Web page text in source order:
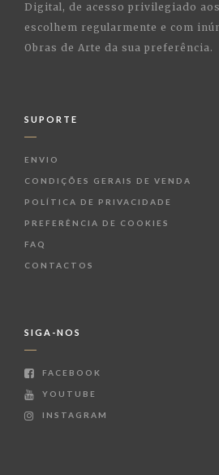
Digital, de acesso privilegiado aos
escolhem regularmente e com
Obras de Arte da sua preferência.
SUPORTE
ENVIO
CONDIÇÕES GERAIS DE VENDA
POLÍTICA DE PRIVACIDADE
PREFERÊNCIA DE COOKIES
FAQ
CONTACTOS
SIGA-NOS
FACEBOOK
YOUTUBE
INSTAGRAM